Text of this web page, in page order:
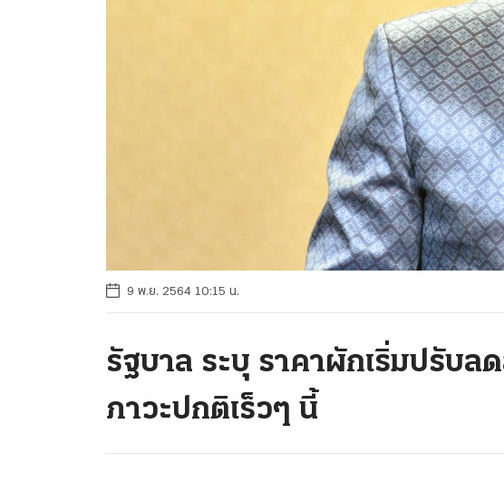
9 พ.ย. 2564 10:15 น.
รัฐบาล ระบุ ราคาผักเริ่มปรับล
ภาวะปกติเร็วๆ นี้